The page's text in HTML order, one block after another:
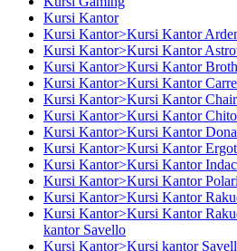
Kursi Kantor
Kursi Kantor>Kursi Kantor
Kursi Kantor>Kursi Kantor
Kursi Kantor>Kursi Kantor
Kursi Kantor>Kursi Kantor
Kursi Kantor>Kursi Kantor
Kursi Kantor>Kursi Kantor
Kursi Kantor>Kursi Kantor
Kursi Kantor>Kursi Kantor
Kursi Kantor>Kursi Kantor
Kursi Kantor>Kursi Kantor
Kursi Kantor>Kursi Kantor
Kursi Kantor>Kursi Kantor
kantor Savello
Kursi Kantor>Kursi kantor